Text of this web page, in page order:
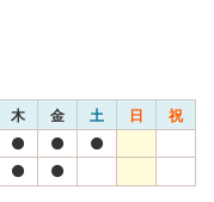
木 金 土 日 祝